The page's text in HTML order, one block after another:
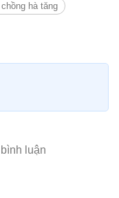
chồng hà tăng